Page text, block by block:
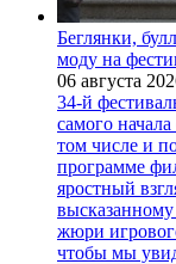
Беглянки,
моду на
06 августа
34-й
самого
том числе и
программе
яростный
жюри
чтобы мы